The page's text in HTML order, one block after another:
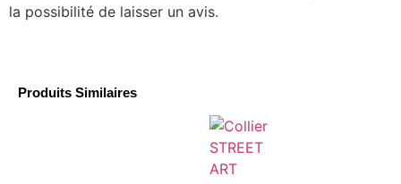
la possibilité de laisser un avis.
Produits Similaires